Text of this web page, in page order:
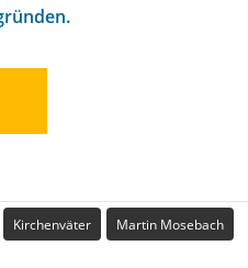
Kirchenväter Martin Mosebach